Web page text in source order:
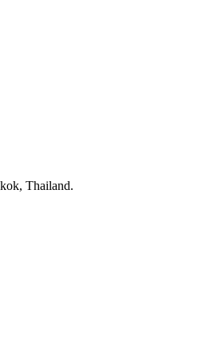
Thailand.